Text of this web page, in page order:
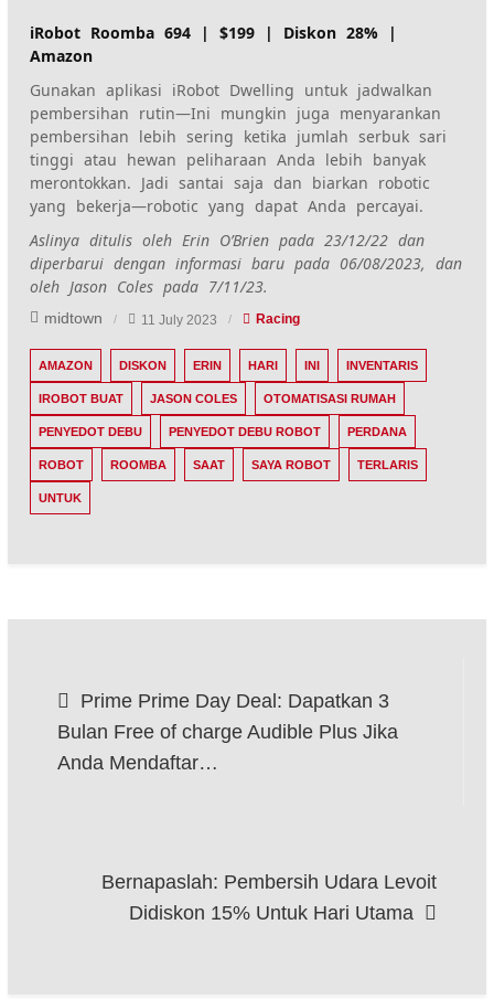
iRobot Roomba 694 | $199 | Diskon 28% |
Amazon
Gunakan aplikasi iRobot Dwelling untuk jadwalkan
pembersihan rutin—Ini mungkin juga menyarankan
pembersihan lebih sering ketika jumlah serbuk sari
tinggi atau hewan peliharaan Anda lebih banyak
merontokkan. Jadi santai saja dan biarkan robotic
yang bekerja—robotic yang dapat Anda percayai.
Aslinya ditulis oleh Erin O’Brien pada 23/12/22 dan
diperbarui dengan informasi baru pada 06/08/2023, dan
oleh Jason Coles pada 7/11/23.
midtown 11 July 2023 Racing
AMAZON DISKON ERIN HARI INI INVENTARIS
IROBOT BUAT JASON COLES OTOMATISASI RUMAH
PENYEDOT DEBU PENYEDOT DEBU ROBOT PERDANA
ROBOT ROOMBA SAAT SAYA ROBOT TERLARIS
UNTUK
navigation
Prime Prime Day Deal: Dapatkan 3
Bulan Free of charge Audible Plus Jika
Anda Mendaftar…
Bernapaslah: Pembersih Udara Levoit
Didiskon 15% Untuk Hari Utama